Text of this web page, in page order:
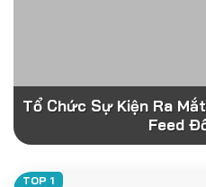
Tổ Chức Sự Kiện Ra
Feed